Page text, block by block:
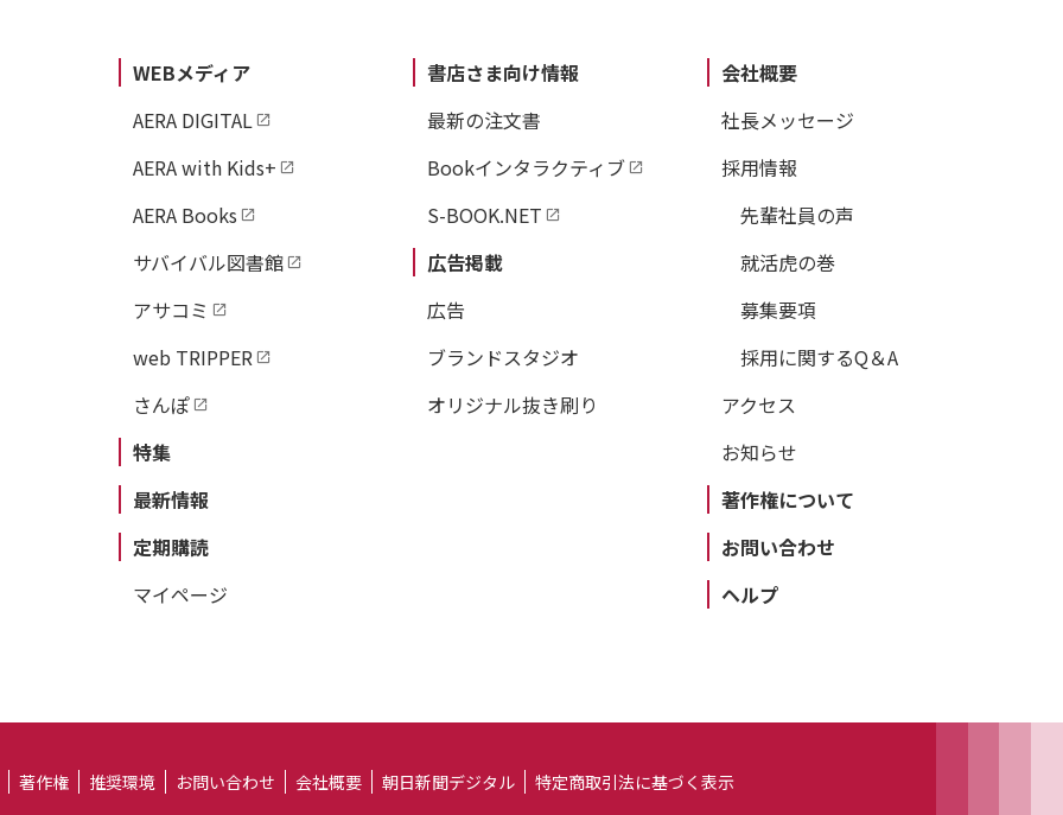
WEBメディア
AERA DIGITAL
AERA with Kids+
AERA Books
サバイバル図書館
アサコミ
web TRIPPER
さんぽ
特集
最新情報
定期購読
マイページ
書店さま向け情報
最新の注文書
Bookインタラクティブ
S-BOOK.NET
広告掲載
広告
ブランドスタジオ
オリジナル抜き刷り
会社概要
社長メッセージ
採用情報
先輩社員の声
就活虎の巻
募集要項
採用に関するQ＆A
アクセス
お知らせ
著作権について
お問い合わせ
ヘルプ
著作権 推奨環境 お問い合わせ 会社概要 朝日新聞デジタル 特定商取引法に基づく表示